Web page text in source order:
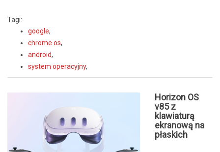
Tagi:
google,
chrome os,
android,
system operacyjny,
Horizon OS
v85 z
klawiaturą
ekranową na
płaskich